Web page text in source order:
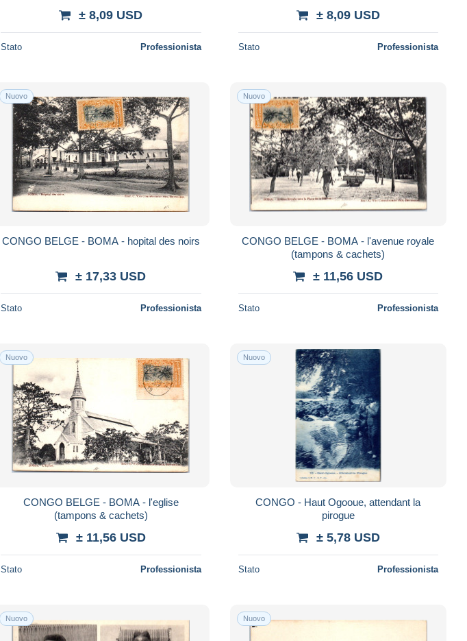
± 8,09 USD
Stato Professionista
± 8,09 USD
Stato Professionista
Nuovo
CONGO BELGE - BOMA - hopital des noirs
± 17,33 USD
Stato Professionista
Nuovo
CONGO BELGE - BOMA - l'avenue royale
(tampons & cachets)
± 11,56 USD
Stato Professionista
Nuovo
CONGO BELGE - BOMA - l'eglise
(tampons & cachets)
± 11,56 USD
Stato Professionista
Nuovo
CONGO - Haut Ogooue, attendant la
pirogue
± 5,78 USD
Stato Professionista
Nuovo Nuovo